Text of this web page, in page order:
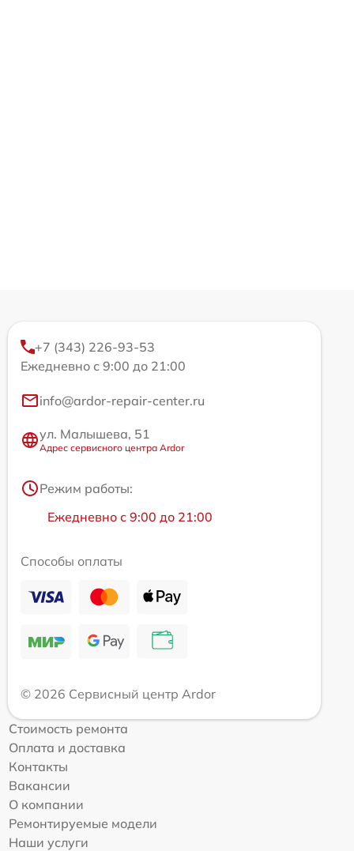
+7 (343) 226-93-53
Ежедневно с 9:00 до 21:00
info@ardor-repair-center.ru
ул. Малышева, 51
Адрес сервисного центра Ardor
Режим работы:
Ежедневно с 9:00 до 21:00
Способы оплаты
© 2026 Сервисный центр Ardor
Стоимость ремонта
Оплата и доставка
Контакты
Вакансии
О компании
Ремонтируемые модели
Наши услуги